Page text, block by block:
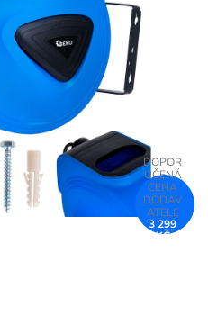
3 299
KČ